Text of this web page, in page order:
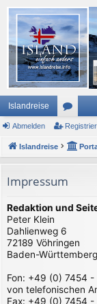
Islandreise
or
en
Abmelden
Islandreise
Impressum
Redaktion und
Peter Klein
Dahlienweg 6
72189 Vöhringen
Baden-
Fon: +49 (0) 7454
von telefonischen
Fax: +49 (0) 7454